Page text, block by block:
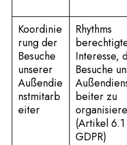
Koordinie
rung der
Besuche
unserer
Außendie
nstmitarb
eiter
Rhythms
Interesse,
Besuche
beiter zu
(Artikel 6.1
GDPR)